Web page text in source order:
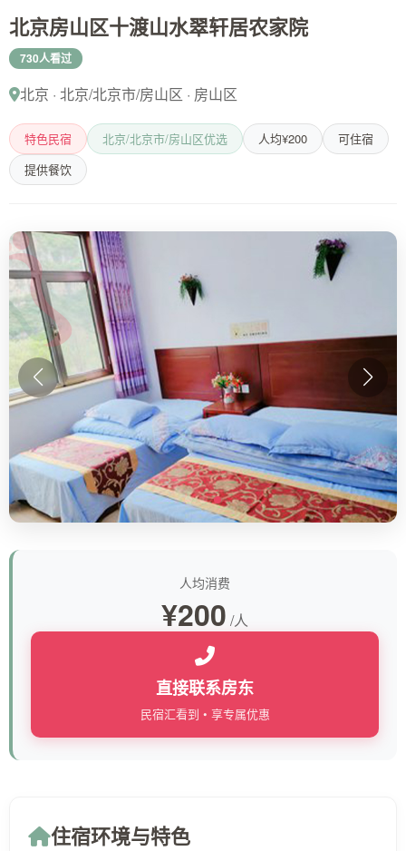
北京房山区十渡山水翠轩居农家院
730人看过
北京 · 北京/北京市/房山区 · 房山区
特色民宿 北京/北京市/房山区优选 人均¥200
可住宿
提供餐饮
人均消费
¥200 /人
直接联系房东
民宿汇看到 • 享专属优惠
住宿环境与特色